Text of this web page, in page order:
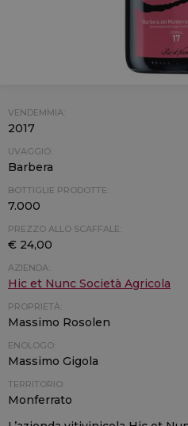
VENDEMMIA:
2017
UVAGGIO:
Barbera
BOTTIGLIE PRODOTTE:
7.000
PREZZO ALLO SCAFFALE:
€ 24,00
AZIENDA:
Hic et Nunc Società Agricola
PROPRIETÀ:
Massimo Rosolen
ENOLOGO:
Massimo Gigola
TERRITORIO:
Monferrato